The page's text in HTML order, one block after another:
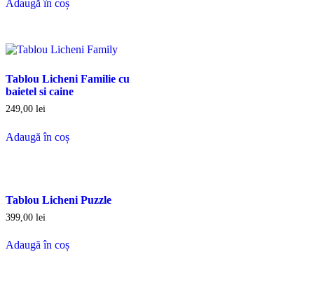
Adaugă în coș
Tablou Licheni Familie cu
baietel si caine
249,00 lei
Adaugă în coș
Tablou Licheni Puzzle
399,00 lei
Adaugă în coș